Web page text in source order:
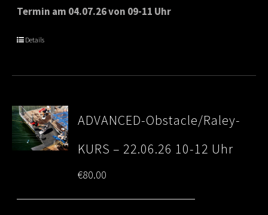
€65.00
Termin am 04.07.26 von 09-11 Uhr
Details
ADVANCED-Obstacle/Raley-
KURS – 22.06.26 10-12 Uhr
€80.00